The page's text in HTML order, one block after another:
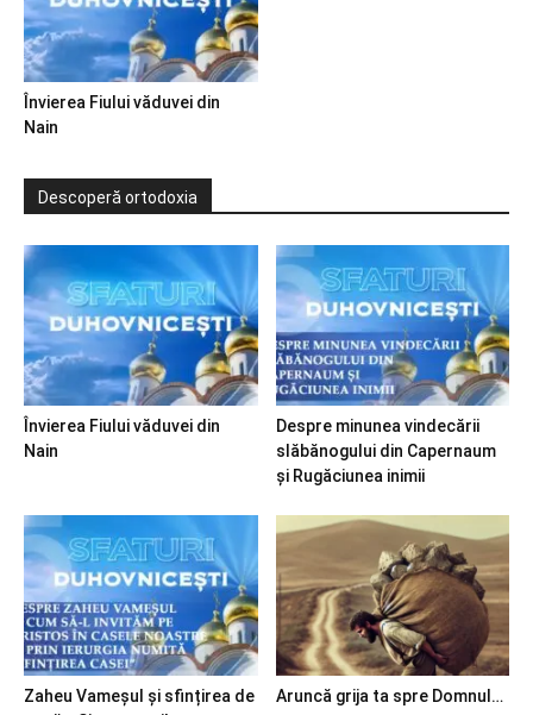
Învierea Fiului văduvei din
Nain
Descoperă ortodoxia
Învierea Fiului văduvei din
Nain
Despre minunea vindecării
slăbănogului din Capernaum
și Rugăciunea inimii
Zaheu Vameșul și sfințirea de
Aruncă grija ta spre Domnul…